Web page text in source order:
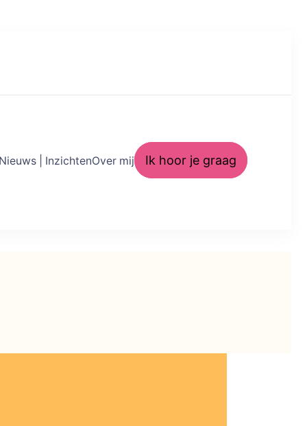
Nieuws | InzichtenOver mij Ik hoor je graag